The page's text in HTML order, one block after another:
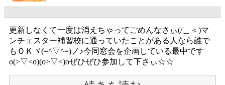
更新しなくて一度は消えちゃってごめんなさぃ(/＿＜)マ
ンチェスター補習校に通っていたことがある人なら誰で
もＯＫヾ(=^▽^=)ノ♪今同窓会を企画している最中です
o(>▽<o)(o>▽<)oぜひぜひ参加して下さぃ☆☆